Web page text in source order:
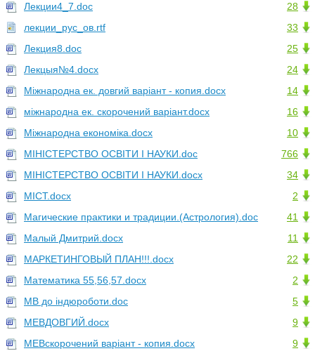
28
Лекции4_7.doc
33
лекции_рус_ов.rtf
25
Лекция8.doc
24
Лекцыя№4.docx
14
Міжнародна ек. довгий варіант - копия.docx
16
міжнародна ек. скорочений варіант.docx
10
Міжнародна економіка.docx
766
МІНІСТЕРСТВО ОСВІТИ І НАУКИ.doc
34
МІНІСТЕРСТВО ОСВІТИ І НАУКИ.docx
2
МІСТ.docx
41
Магические практики и традиции.(Астрология).doc
11
Малый Дмитрий.docx
22
МАРКЕТИНГОВЫЙ ПЛАН!!!.docx
2
Математика 55,56,57.docx
5
МВ до індюроботи.doc
9
МЕВДОВГИЙ.docx
9
МЕВскорочений варіант - копия.docx